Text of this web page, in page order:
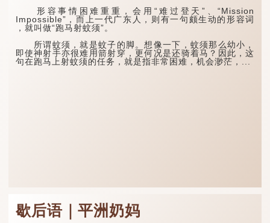
形容事情困难重重，会用“难过登天”、“Mission
Impossible”，而上一代广东人，则有一句颇生动的形容词
，就叫做“跑马射蚊须”。
所谓蚊须，就是蚊子的脚。想像一下，蚊须那么幼小，
即使神射手亦很难用箭射穿，更何况是还骑着马？因此，这
句在跑马上射蚊须的任务，就是指非常困难，机会渺茫，...
歇后语｜平洲奶妈